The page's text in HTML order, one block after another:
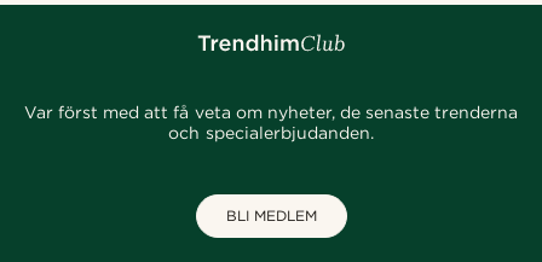
Var först med att få veta om nyheter, de senaste trenderna
och specialerbjudanden.
BLI MEDLEM